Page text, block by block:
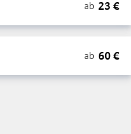
ab 23 €
ab 60€